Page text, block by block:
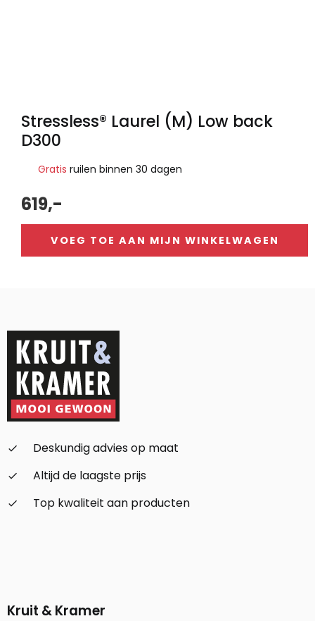
Stressless® Laurel (M) Low back
D300
Gratis ruilen binnen 30 dagen
619,-
VOEG TOE AAN MIJN WINKELWAGEN
check_small
Deskundig advies op maat
check_small
Altijd de laagste prijs
check_small
Top kwaliteit aan producten
Kruit & Kramer